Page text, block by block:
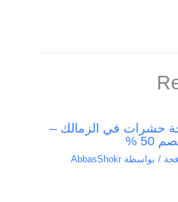
حشرات في الزمالك –
/ بواسطة AbbasShokr